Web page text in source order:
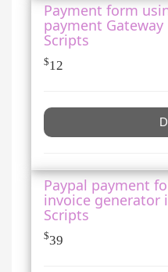
Payment form
payment
Scripts
$12
Paypal payment
invoice generator
Scripts
$39